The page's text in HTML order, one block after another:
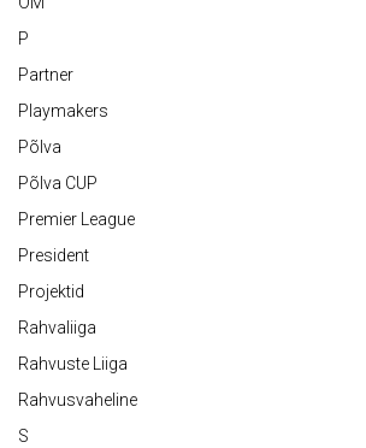
P
Partner
Playmakers
Põlva
Põlva CUP
Premier League
President
Projektid
Rahvaliiga
Rahvuste Liiga
Rahvusvaheline
S